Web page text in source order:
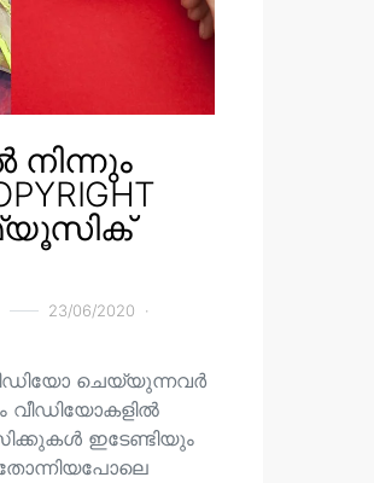
നിന്നും
23/06/2020
ചെയ്യുന്നവർ
വീഡിയോകളിൽ
ഇടേണ്ടിയും